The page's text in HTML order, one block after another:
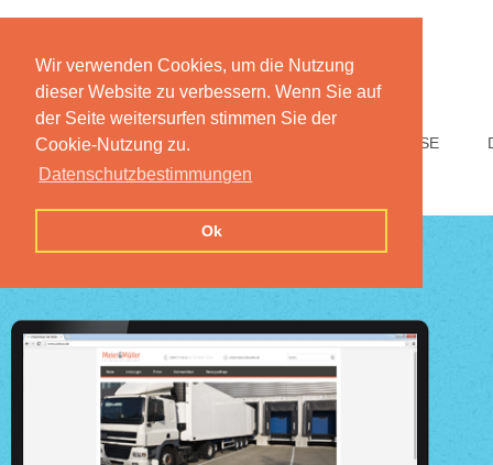
Wir verwenden Cookies, um die Nutzung
dieser Website zu verbessern. Wenn Sie auf
der Seite weitersurfen stimmen Sie der
Cookie-Nutzung zu.
Datenschutzbestimmungen
Ok
HOME PREISE